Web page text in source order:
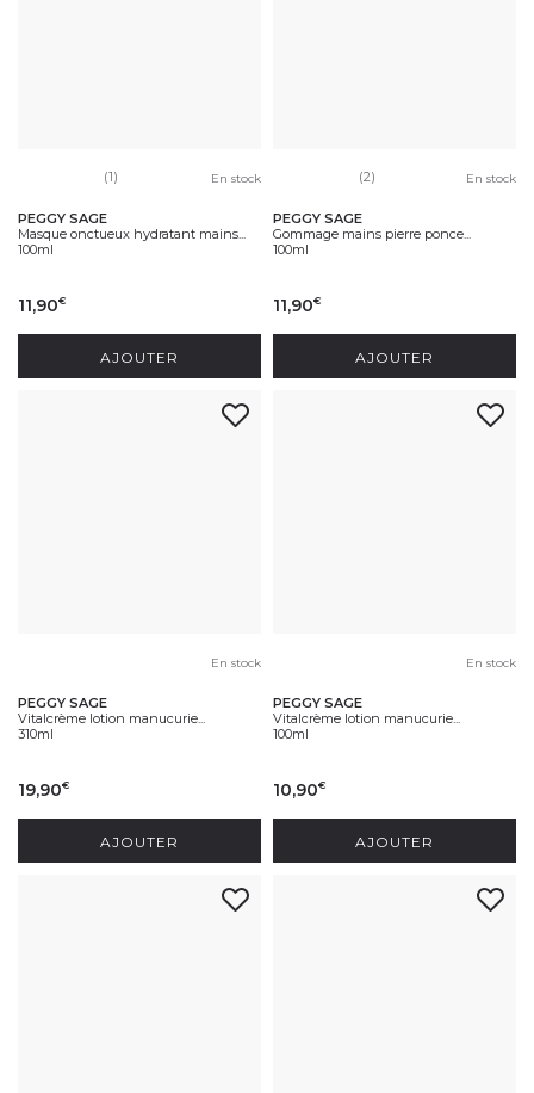
(1) En stock
PEGGY SAGE
Masque onctueux hydratant mains...
100ml
11,90€
AJOUTER
(2) En stock
PEGGY SAGE
Gommage mains pierre ponce...
100ml
11,90€
AJOUTER
En stock
PEGGY SAGE
Vitalcrème lotion manucurie...
310ml
19,90€
AJOUTER
En stock
PEGGY SAGE
Vitalcrème lotion manucurie...
100ml
10,90€
AJOUTER